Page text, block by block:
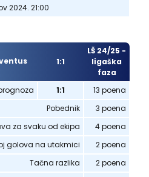
2024. 21:00
1:1
LŠ 24/25 -
ligaška
faza
1:1
13 poena
Pobednik
3 poena
za svaku od ekipa
4 poena
golova na utakmici
2 poena
Tačna razlika
2 poena